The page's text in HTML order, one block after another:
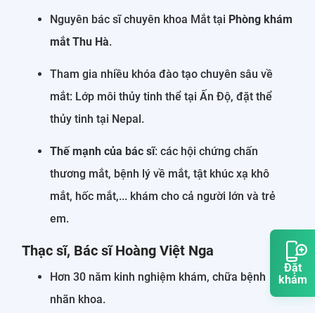
Đặt
khám
Nguyên bác sĩ chuyên khoa Mắt tại Phòng khám
mắt Thu Hà.
Tham gia nhiều khóa đào tạo chuyên sâu về
mắt: Lớp môi thủy tinh thể tại Ấn Độ, đặt thể
thủy tinh tại Nepal.
Thế mạnh của bác sĩ: các hội chứng chấn
thương mắt, bệnh lý về mắt, tật khúc xạ khô
mắt, hốc mắt,... khám cho cả người lớn và trẻ
em.
Thạc sĩ, Bác sĩ Hoàng Việt Nga
Hơn 30 năm kinh nghiệm khám, chữa bệnh
nhãn khoa.